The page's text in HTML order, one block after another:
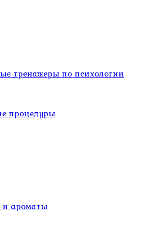
тренажеры по психологии
процедуры
ароматы